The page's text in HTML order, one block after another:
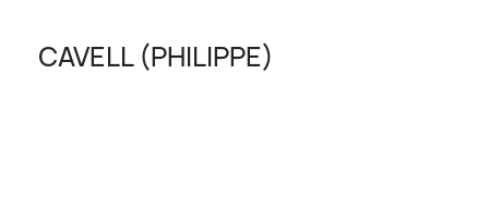
CAVELL (PHILIPPE)